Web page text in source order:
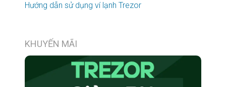
Hướng dẫn sử dụng ví lạnh Trezor
KHUYẾN MÃI